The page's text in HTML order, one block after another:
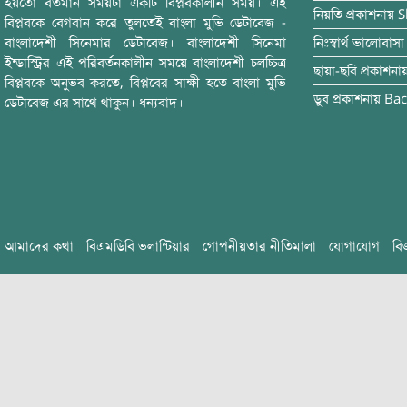
বিপ্লবকে বেগবান করে তুলতেই বাংলা মুভি ডেটাবেজ -
বাংলাদেশী সিনেমার ডেটাবেজ। বাংলাদেশী সিনেমা
ইন্ডাস্ট্রির এই পরিবর্তনকালীন সময়ে বাংলাদেশী চলচ্চিত্র
বিপ্লবকে অনুভব করতে, বিপ্লবের সাক্ষী হতে বাংলা মুভি
ডেটাবেজ এর সাথে থাকুন। ধন্যবাদ।
নিয়তি প্রকাশনায়
নিঃস্বার্থ ভালোবাসা
ছায়া-ছবি
ডুব প্রকাশনায়
আমাদের কথা বিএমডিবি ভলান্টিয়ার গোপনীয়তার নীতিমালা যোগাযোগ